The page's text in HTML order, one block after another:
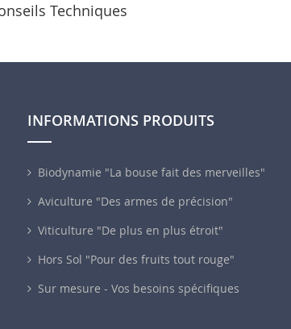
Techniques
INFORMATIONS PRODUITS
Biodynamie "La bouse fait des merveilles"
Aviculture "Des armes de précision"
Viticulture "De plus en plus étroit"
Hors Sol "Pour des fruits tout rouge"
Sur mesure - Vos besoins spécifiques